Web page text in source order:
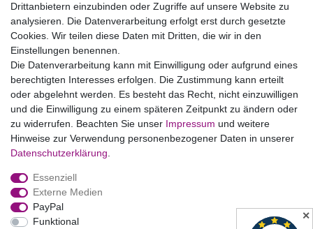
Drittanbietern einzubinden oder Zugriffe auf unsere Website zu
analysieren. Die Datenverarbeitung erfolgt erst durch gesetzte
Cookies. Wir teilen diese Daten mit Dritten, die wir in den
Einstellungen benennen.
Die Datenverarbeitung kann mit Einwilligung oder aufgrund eines
berechtigten Interesses erfolgen. Die Zustimmung kann erteilt
oder abgelehnt werden. Es besteht das Recht, nicht einzuwilligen
und die Einwilligung zu einem späteren Zeitpunkt zu ändern oder
zu widerrufen. Beachten Sie unser Impressum und weitere
Hinweise zur Verwendung personenbezogener Daten in unserer
Daten­schutz­erklärung
Essenziell
Externe Medien
PayPal
Funktional
Vertrag widerrufen
B2BKunden
Zum Händlerbereich
PrivatKunden
Neukundenanmeldung
Mein Konto
Zahlung & Versand ✕